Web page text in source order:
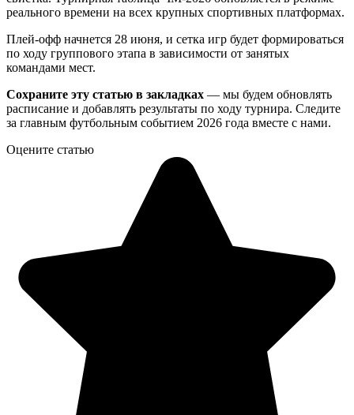
реального времени на всех крупных спортивных платформах.
Плей-офф начнется 28 июня, и сетка игр будет формироваться
по ходу группового этапа в зависимости от занятых
командами мест.
Сохраните эту статью в закладках — мы будем обновлять
расписание и добавлять результаты по ходу турнира. Следите
за главным футбольным событием 2026 года вместе с нами.
Оцените статью